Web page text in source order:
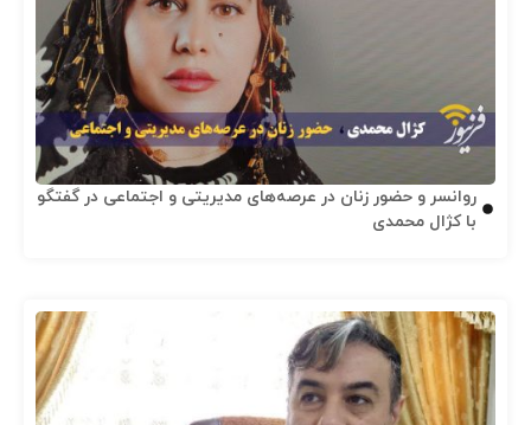
روانسر و حضور زنان در عرصه‌های مدیریتی و اجتماعی در گفتگو
با کژال محمدی